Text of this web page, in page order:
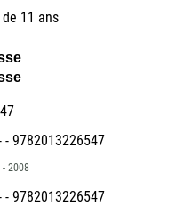
11 ans
- 9782013226547
- 2008
- 9782013226547